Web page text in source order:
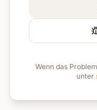
Wenn das
unter